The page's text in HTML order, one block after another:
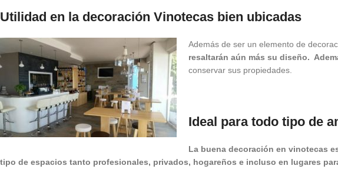
Utilidad en la decoración Vinotecas bien ubicadas
Además de ser un elemento de
resaltarán aún más su diseño.
conservar sus propiedades.
Ideal para todo tipo de
La buena decoración en vinotecas
tipo de espacios tanto profesionales, privados, hogareños e incluso en lugares